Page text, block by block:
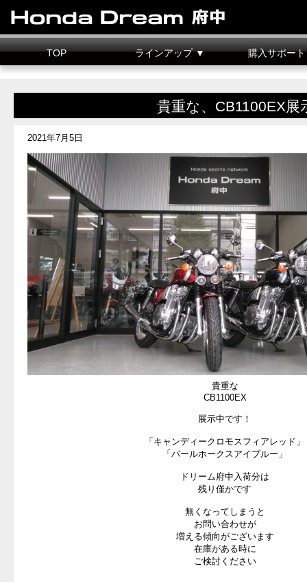
TOP ラインアップ ▼ 購入サポー
貴重な、CB1100EX展
2021年7月5日
貴重な
CB1100EX
展示中です！
「キャンディークロモスフィアレッド」
「パールホークスアイブルー」
ドリーム府中入荷分は
残り僅かです
無くなってしまうと
お問い合わせが
増える傾向がございます
在庫がある時に
ご検討ください